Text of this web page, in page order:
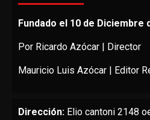
Fundado el 10 de Diciembre
Por Ricardo Azócar | Director
Mauricio Luis Azócar | Editor
Dirección: Elio cantoni 2148